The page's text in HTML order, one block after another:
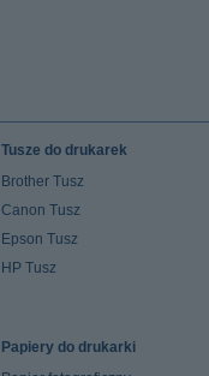
Tusze do drukarek
Brother Tusz
Canon Tusz
Epson Tusz
HP Tusz
Papiery do drukarki